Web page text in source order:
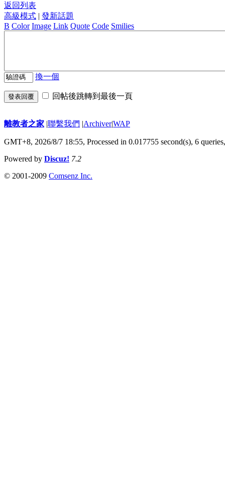
返回列表
高級模式 | 發新話題
B Color Image Link Quote Code Smilies
換一個
發表回覆 回帖後跳轉到最後一頁
離教者之家 |聯繫我們 |Archiver|WAP
GMT+8, 2026/8/7 18:55, Processed in 0.017755 second(s), 6
Powered by Discuz! 7.2
© 2001-2009 Comsenz Inc.